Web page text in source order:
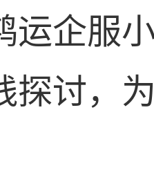
运企服
探讨，